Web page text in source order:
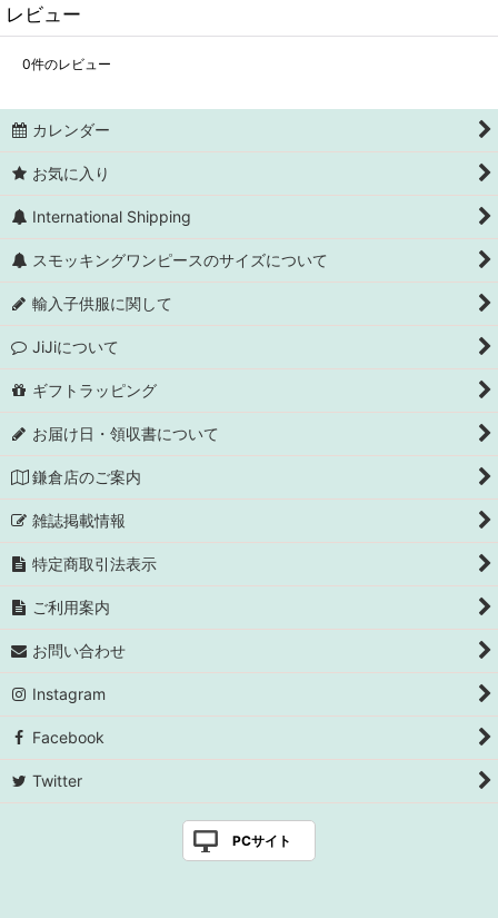
レビュー
0件のレビュー
カレンダー
お気に入り
International Shipping
スモッキングワンピースのサイズについて
輸入子供服に関して
JiJiについて
ギフトラッピング
お届け日・領収書について
鎌倉店のご案内
雑誌掲載情報
特定商取引法表示
ご利用案内
お問い合わせ
Instagram
Facebook
Twitter
PCサイト